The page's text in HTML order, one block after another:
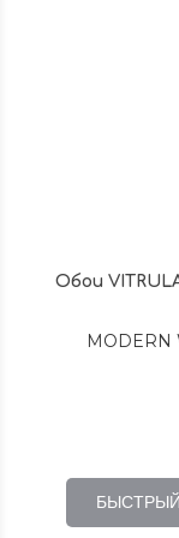
Обои
MODERN